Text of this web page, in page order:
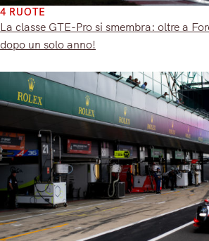
4 RUOTE
La classe GTE-Pro si smembra: oltre a
dopo un solo anno!